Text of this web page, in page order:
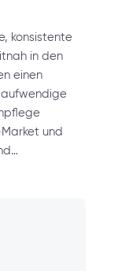
konsistente
in den
einen
und